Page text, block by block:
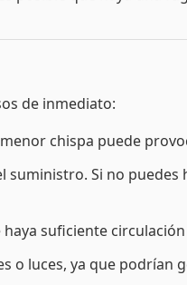
de inmediato:
chispa puede
Si no
suficiente
o luces, ya que podrían